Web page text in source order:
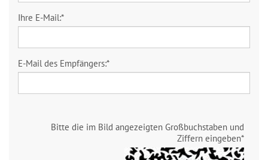
Ihre E-Mail:*
E-Mail des Empfängers:*
Bitte die im Bild angezeigten Großbuchstaben und
Ziffern eingeben*